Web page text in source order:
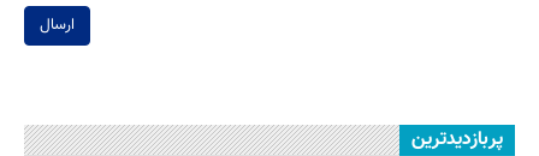
ارسال
پربازدیدترین